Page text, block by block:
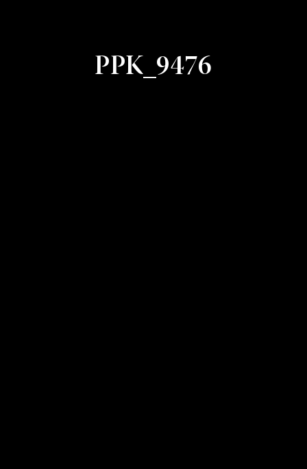
PPK_9476